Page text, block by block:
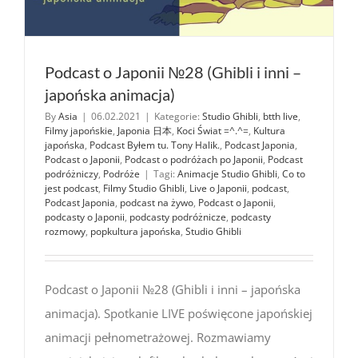
Podcast o Japonii №28 (Ghibli i inni –
japońska animacja)
ByAsia | 06.02.2021 | Kategorie: Studio Ghibli, btth live,
Filmy japońskie, Japonia 日本, Koci Świat =^.^=, Kultura
japońska, Podcast Byłem tu. Tony Halik., Podcast Japonia,
Podcast o Japonii, Podcast o podróżach po Japonii, Podcast
podróżniczy, Podróże | Tagi: Animacje Studio Ghibli, Co to
jest podcast, Filmy Studio Ghibli, Live o Japonii, podcast,
Podcast Japonia, podcast na żywo, Podcast o Japonii,
podcasty o Japonii, podcasty podróżnicze, podcasty
rozmowy, popkultura japońska, Studio Ghibli
Podcast o Japonii №28 (Ghibli i inni – japońska
animacja). Spotkanie LIVE poświęcone japońskiej
animacji pełnometrażowej. Rozmawiamy